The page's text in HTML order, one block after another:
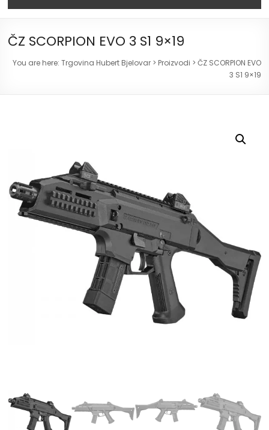
ČZ SCORPION EVO 3 S1 9×19
You are here: Trgovina Hubert Bjelovar> Proizvodi > ČZ SCORPION EVO
3 S1 9×19